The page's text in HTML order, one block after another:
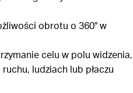
obrotu o 360° w
celu w polu widzenia,
ludziach lub płaczu